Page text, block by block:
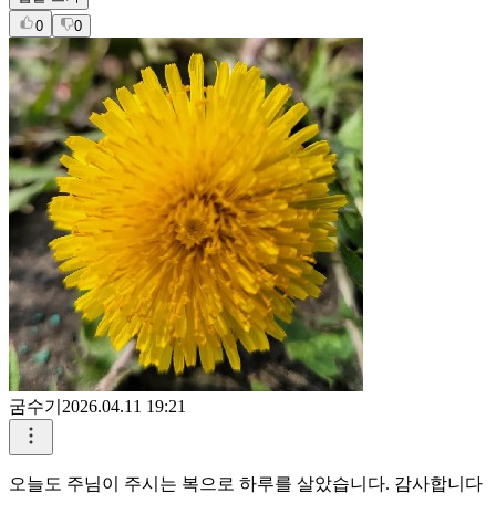
답글 쓰기
0
0
굼수기
오늘도 주님이 주시는 복으로 하루를 살았습니다. 감사합니다